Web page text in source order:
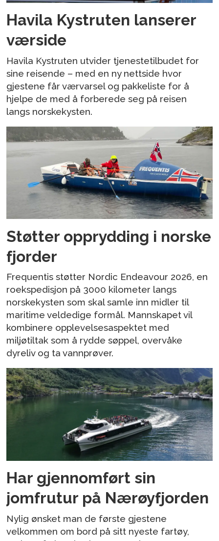
Havila Kystruten lanserer
værside
Havila Kystruten utvider tjenestetilbudet for
sine reisende – med en ny nettside hvor
gjestene får værvarsel og pakkeliste for å
hjelpe de med å forberede seg på reisen
langs norskekysten.
Støtter opprydding i norske
fjorder
Frequentis støtter Nordic Endeavour 2026, en
roekspedisjon på 3000 kilometer langs
norskekysten som skal samle inn midler til
maritime veldedige formål. Mannskapet vil
kombinere opplevelsesaspektet med
miljøtiltak som å rydde søppel, overvåke
dyreliv og ta vannprøver.
Har gjennomført sin
jomfrutur på Nærøyfjorden
Nylig ønsket man de første gjestene
velkommen om bord på sitt nyeste fartøy,